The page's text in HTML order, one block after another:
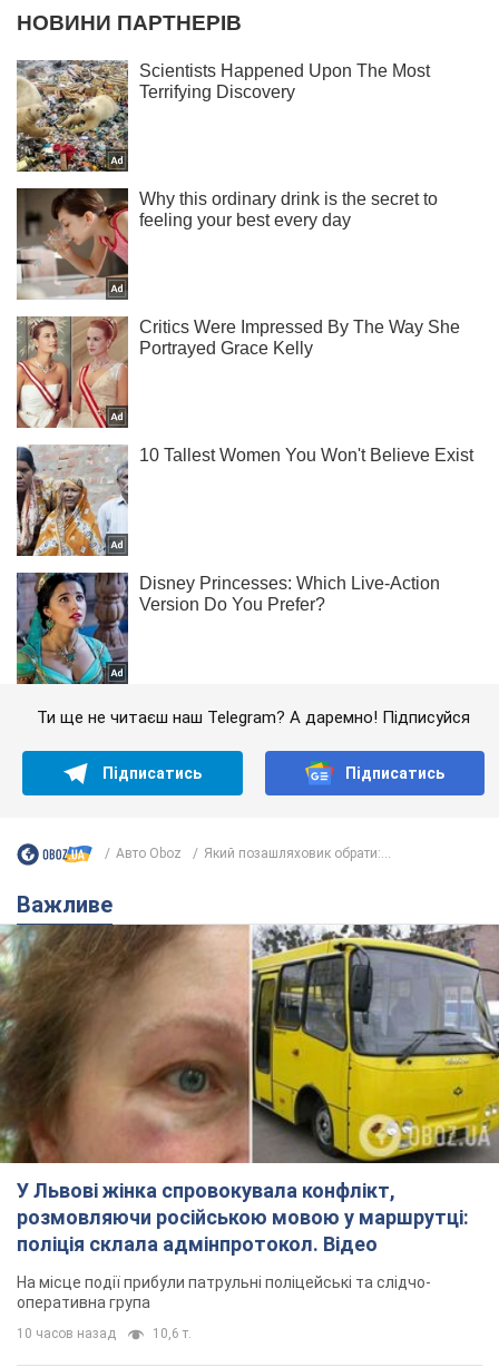
Ти ще не читаєш наш Telegram? А даремно! Підписуйся
Підписатись Підписатись
Авто Oboz Який позашляховик обрати:...
Важливе
У Львові жінка спровокувала конфлікт,
розмовляючи російською мовою у маршрутці:
поліція склала адмінпротокол. Відео
На місце події прибули патрульні поліцейські та слідчо-
оперативна група
10 часов назад 10,6 т.